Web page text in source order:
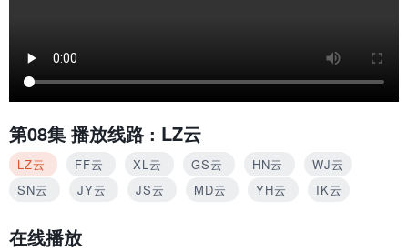
第08集 播放线路 : LZ云
LZ云 FF云 XL云 GS云 HN云
WJ云
SN云
JY云 JS云 MD云 YH云 IK云
在线播放